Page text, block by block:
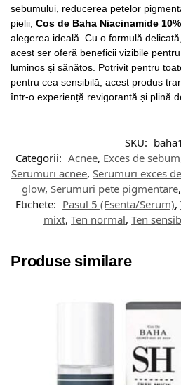
sebumului, reducerea petelor
pielii, Cos de Baha Niacinamide
alegerea ideală. Cu o formulă
acest ser oferă beneficii vizibile
luminos și sănătos. Potrivit pentru
pentru cea sensibilă, acest produs
într-o experiență revigorantă și plină
SKU:
Categorii: Acnee, Exces de sebum
Serumuri acnee, Serumuri exces
glow, Serumuri pete pigmentare,
Etichete: Pasul 5 (Esenta/Serum),
mixt, Ten normal, Ten
Produse similare